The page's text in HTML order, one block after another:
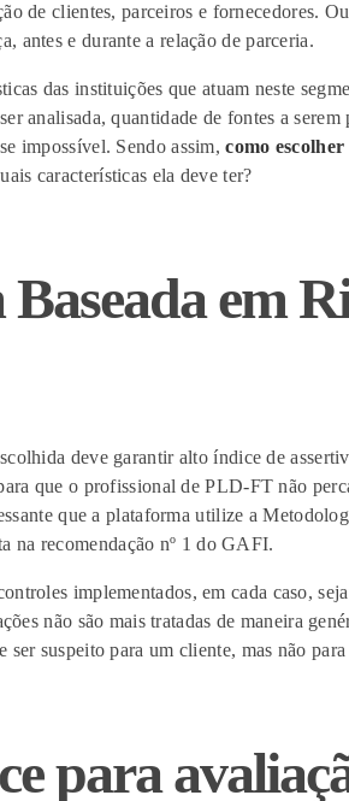
de clientes, parceiros e fornecedores.
, antes e durante a relação de parceria.
das instituições que atuam neste seg
analisada, quantidade de fontes a serem
impossível. Sendo assim,como
características ela deve ter?
em
deve garantir alto índice de
que o profissional de PLD-FT não
que a plataforma utilize a
na recomendação nº 1 do GAFI.
implementados, em cada caso,
não são mais tratadas de maneira
suspeito para um cliente, mas não
para